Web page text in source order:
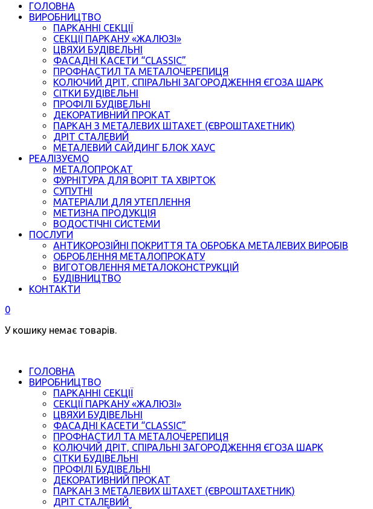
ГОЛОВНА
ВИРОБНИЦТВО
ПАРКАННІ СЕКЦІЇ
СЕКЦІЇ ПАРКАНУ «ЖАЛЮЗІ»
ЦВЯХИ БУДІВЕЛЬНІ
ФАСАДНІ КАСЕТИ “CLASSIC”
ПРОФНАСТИЛ ТА МЕТАЛОЧЕРЕПИЦЯ
КОЛЮЧИЙ ДРІТ, СПІРАЛЬНІ ЗАГОРОДЖЕННЯ ЄГОЗА ШАРК
СІТКИ БУДІВЕЛЬНІ
ПРОФІЛІ БУДІВЕЛЬНІ
ДЕКОРАТИВНИЙ ПРОКАТ
ПАРКАН З МЕТАЛЕВИХ ШТАХЕТ (ЄВРОШТАХЕТНИК)
ДРІТ СТАЛЕВИЙ
МЕТАЛЕВИЙ САЙДИНГ БЛОК ХАУС
РЕАЛІЗУЄМО
МЕТАЛОПРОКАТ
ФУРНІТУРА ДЛЯ ВОРІТ ТА ХВІРТОК
СУПУТНІ
МАТЕРІАЛИ ДЛЯ УТЕПЛЕННЯ
МЕТИЗНА ПРОДУКЦІЯ
ВОДОСТІЧНІ СИСТЕМИ
ПОСЛУГИ
АНТИКОРОЗІЙНІ ПОКРИТТЯ ТА ОБРОБКА МЕТАЛЕВИХ ВИРОБІВ
ОБРОБЛЕННЯ МЕТАЛОПРОКАТУ
ВИГОТОВЛЕННЯ МЕТАЛОКОНСТРУКЦІЙ
БУДІВНИЦТВО
КОНТАКТИ
0
У кошику немає товарів.
ГОЛОВНА
ВИРОБНИЦТВО
ПАРКАННІ СЕКЦІЇ
СЕКЦІЇ ПАРКАНУ «ЖАЛЮЗІ»
ЦВЯХИ БУДІВЕЛЬНІ
ФАСАДНІ КАСЕТИ “CLASSIC”
ПРОФНАСТИЛ ТА МЕТАЛОЧЕРЕПИЦЯ
КОЛЮЧИЙ ДРІТ, СПІРАЛЬНІ ЗАГОРОДЖЕННЯ ЄГОЗА ШАРК
СІТКИ БУДІВЕЛЬНІ
ПРОФІЛІ БУДІВЕЛЬНІ
ДЕКОРАТИВНИЙ ПРОКАТ
ПАРКАН З МЕТАЛЕВИХ ШТАХЕТ (ЄВРОШТАХЕТНИК)
ДРІТ СТАЛЕВИЙ